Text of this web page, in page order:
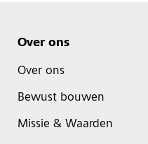
Over ons
Over ons
Bewust bouwen
Missie & Waarden